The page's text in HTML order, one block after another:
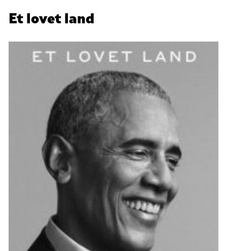
Et lovet land